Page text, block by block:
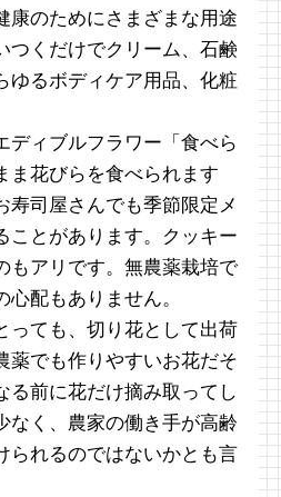
康のためにさまざまな用途
つくだけでクリーム、石鹸
ゆるボディケア用品、化粧
ディブルフラワー「食べら
ま花びらを食べられます
寿司屋さんでも季節限定メ
ことがあります。クッキー
もアリです。無農薬栽培で
配もありません。
っても、切り花として出荷
薬でも作りやすいお花だそ
る前に花だけ摘み取ってし
なく、農家の働き手が高齢
られるのではないかとも言